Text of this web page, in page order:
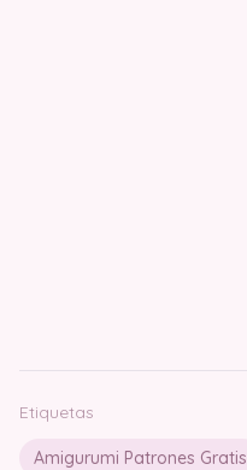
Etiquetas
Amigurumi Patrones Gratis